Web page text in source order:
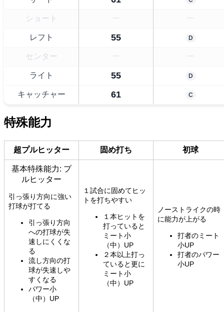
ショート
レフト 55 D
センター
ライト 55 D
キャッチャー 61 C
特殊能力
超プルヒッター 固め打ち 初球
基本特殊能力: プ
ルヒッター
引っ張り方向に強い
打球が打てる
引っ張り方向
への打球が失
速しにくくな
る
流し方向の打
球が失速しや
すくなる
パワー小
（中）UP
１試合に固めてヒッ
トを打ちやすい
１本ヒットを
打っていると
ミート小
（中）UP
２本以上打っ
ていると更に
ミート小
（中）UP
ノーストライクの時
に能力が上がる
打者のミート
小UP
打者のパワー
小UP